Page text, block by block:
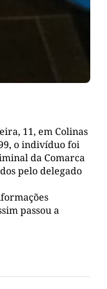
11, em Colinas
o indivíduo foi
da Comarca
pelo delegado
passou a